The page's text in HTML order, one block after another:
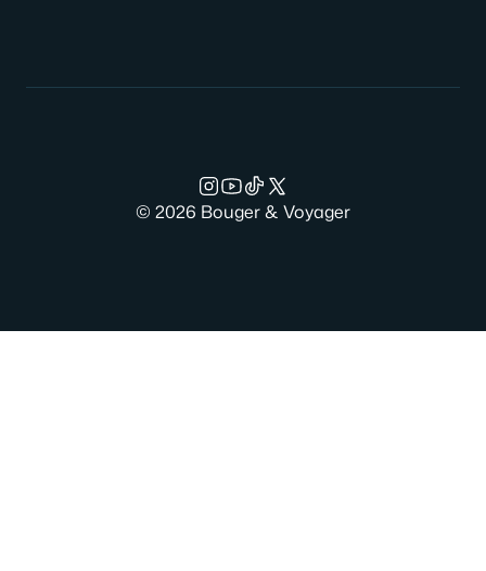
© 2026 Bouger & Voyager